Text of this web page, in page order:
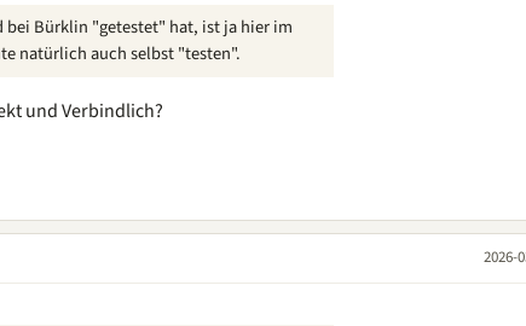
bei Bürklin "getestet" hat, ist ja hier im
natürlich auch selbst "testen".
und Verbindlich?
2026-